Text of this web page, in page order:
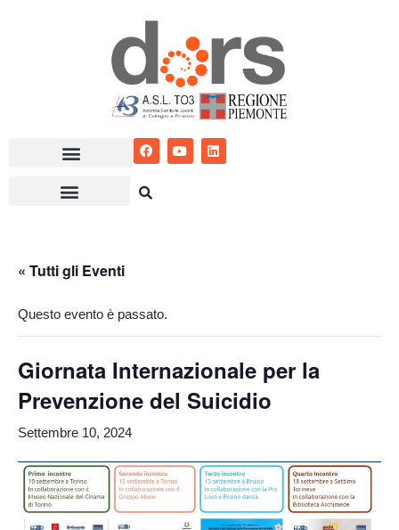
« Tutti gli Eventi
Questo evento è passato.
Giornata Internazionale per la
Prevenzione del Suicidio
Settembre 10, 2024